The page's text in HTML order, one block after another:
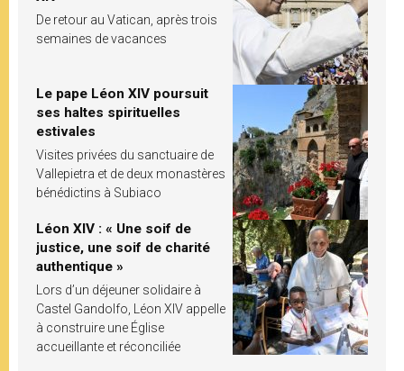
De retour au Vatican, après trois
semaines de vacances
Le pape Léon XIV poursuit
ses haltes spirituelles
estivales
Visites privées du sanctuaire de
Vallepietra et de deux monastères
bénédictins à Subiaco
Léon XIV : « Une soif de
justice, une soif de charité
authentique »
Lors d’un déjeuner solidaire à
Castel Gandolfo, Léon XIV appelle
à construire une Église
accueillante et réconciliée